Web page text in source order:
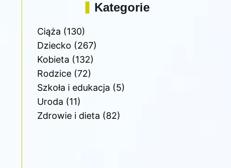
Kategorie
Ciąża (130)
Dziecko (267)
Kobieta (132)
Rodzice(72)
Szkoła i edukacja (5)
Uroda (11)
Zdrowie i dieta (82)